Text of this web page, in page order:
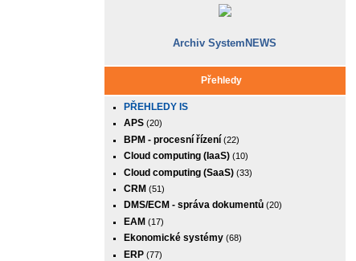
Archiv SystemNEWS
Přehledy
PŘEHLEDY IS
APS(20)
BPM - procesní řízení(22)
Cloud computing (IaaS)(10)
Cloud computing (SaaS)(33)
CRM (51)
DMS/ECM - správa dokumentů(20)
EAM (17)
Ekonomické systémy(68)
ERP(77)